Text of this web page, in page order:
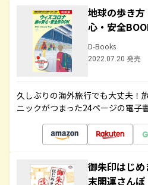
地球の歩き
心・安全
D-Books
2022.07.20 発売
久しぶりの海外旅行でも大丈夫！
ニックがつまった24ページの電子
御朱印はじ
末開運さんぽ